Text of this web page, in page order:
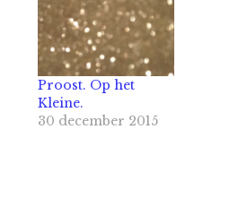
Proost. Op het
Kleine.
30 december 2015